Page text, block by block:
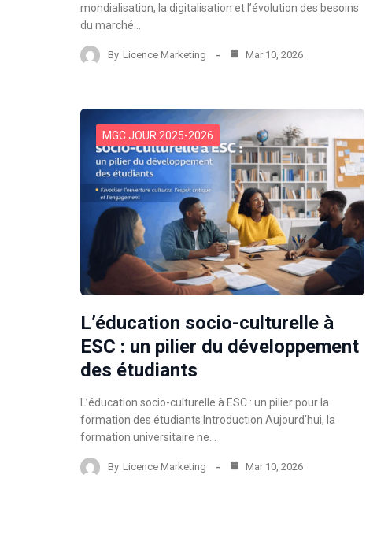
mondialisation, la digitalisation et l’évolution des besoins
du marché…
By Licence Marketing Mar 10, 2026
MGC JOUR 2025-2026
L’éducation socio-culturelle à
ESC : un pilier du développement
des étudiants
L’éducation socio-culturelle à ESC : un pilier pour la
formation des étudiants Introduction Aujourd’hui, la
formation universitaire ne…
By Licence Marketing Mar 10, 2026